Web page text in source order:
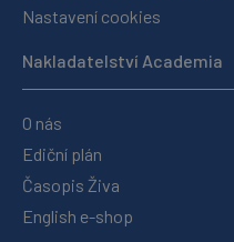
Nastavení cookies
Nakladatelství Academia
O nás
Ediční plán
Časopis Živa
English e-shop